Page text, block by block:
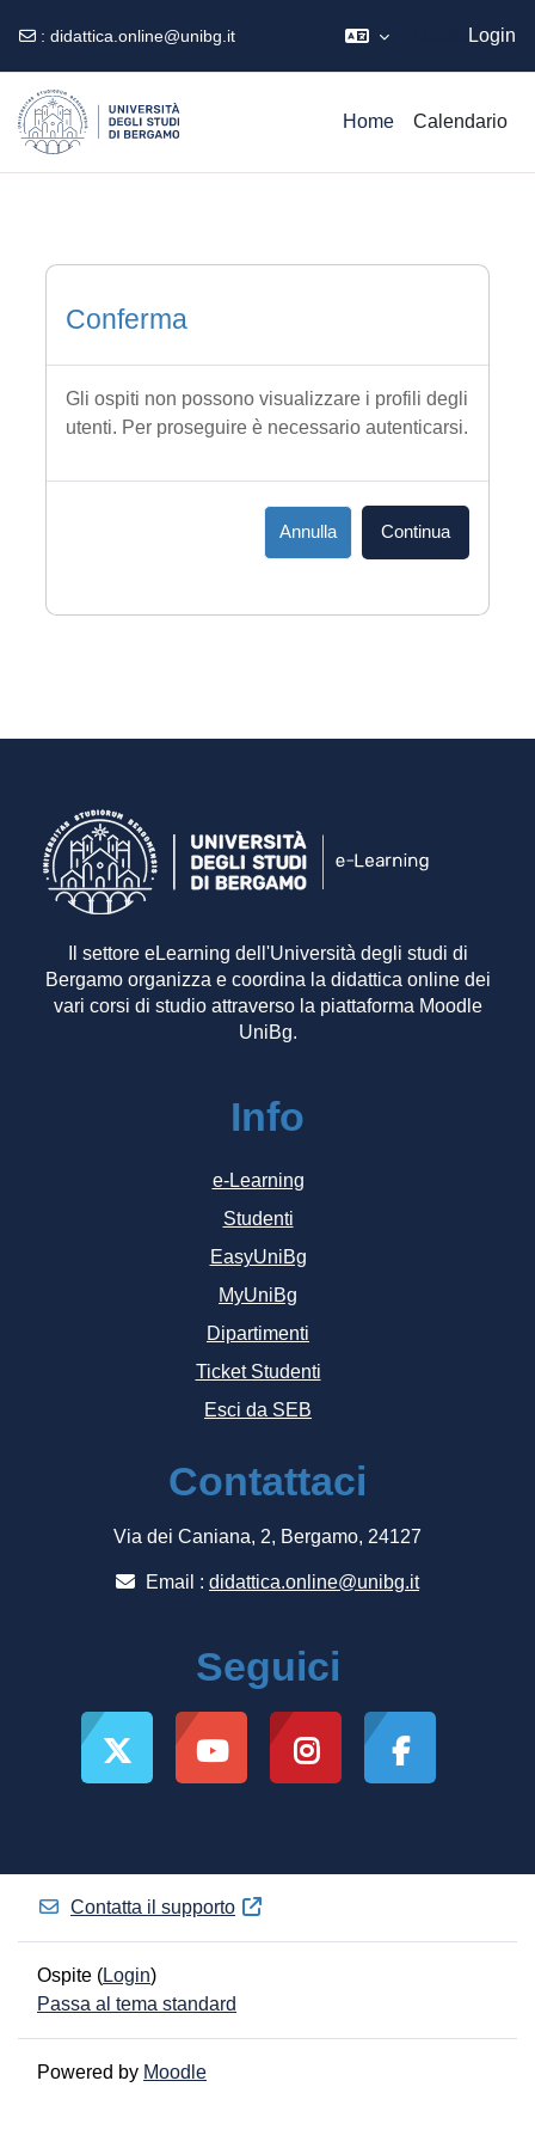
: didattica.online@unibg.it Login
Home Calendario
Conferma
Gli ospiti non possono visualizzare i profili degli
utenti. Per proseguire è necessario autenticarsi.
Annulla Continua
Il settore eLearning dell'Università degli studi di
Bergamo organizza e coordina la didattica online dei
vari corsi di studio attraverso la piattaforma Moodle
UniBg.
Info
e-Learning
Studenti
EasyUniBg
MyUniBg
Dipartimenti
Ticket Studenti
Esci da SEB
Contattaci
Via dei Caniana, 2, Bergamo, 24127
Email : didattica.online@unibg.it
Seguici
Contatta il supporto
Ospite (Login)
Passa al tema standard
Powered by Moodle